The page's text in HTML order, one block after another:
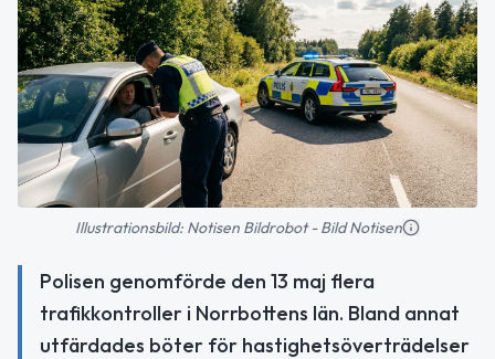
Illustrationsbild: Notisen Bildrobot - Bild Notisen
Polisen genomförde den 13 maj flera
trafikkontroller i Norrbottens län. Bland annat
utfärdades böter för hastighetsöverträdelser